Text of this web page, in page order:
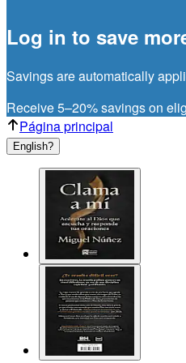
Log in to save
Savings are automatically
Receive 5–20% savings on
Página principal
English?